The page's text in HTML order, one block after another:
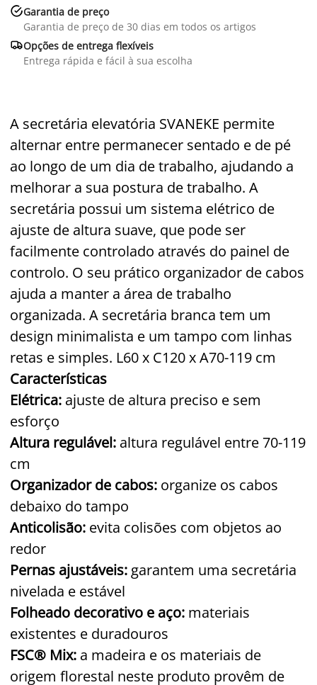
Garantia de preço
Garantia de preço de 30 dias em todos os artigos
Opções de entrega flexíveis
Entrega rápida e fácil à sua escolha
A secretária elevatória SVANEKE permite
alternar entre permanecer sentado e de pé
ao longo de um dia de trabalho, ajudando a
melhorar a sua postura de trabalho. A
secretária possui um sistema elétrico de
ajuste de altura suave, que pode ser
facilmente controlado através do painel de
controlo. O seu prático organizador de cabos
ajuda a manter a área de trabalho
organizada. A secretária branca tem um
design minimalista e um tampo com linhas
retas e simples. L60 x C120 x A70-119 cm
Características
Elétrica: ajuste de altura preciso e sem
esforço
Altura regulável: altura regulável entre 70-119
cm
Organizador de cabos: organize os cabos
debaixo do tampo
Anticolisão: evita colisões com objetos ao
redor
Pernas ajustáveis: garantem uma secretária
nivelada e estável
Folheado decorativo e aço: materiais
existentes e duradouros
FSC® Mix: a madeira e os materiais de
origem florestal neste produto provêm de